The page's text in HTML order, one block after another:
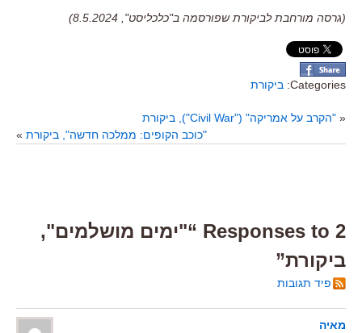
(גרסה מורחבת לביקורת שפורסמה ב"כלכליסט", 8.5.2024)
Categories: ביקורת
« "הקרב על אמריקה" ("Civil War"), ביקורת
"כוכב הקופים: ממלכה חדשה", ביקורת »
2 Responses to “"ימים מושלמים",
ביקורת”
פיד תגובות
מאיה